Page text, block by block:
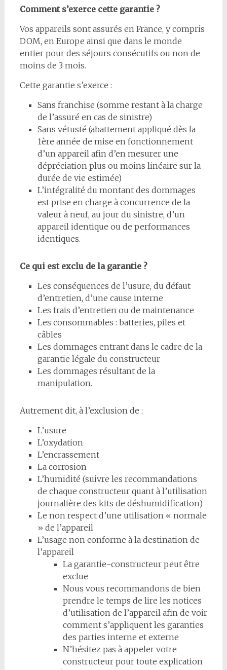
Comment s’exerce cette garantie ?
Vos appareils sont assurés en France, y compris
DOM, en Europe ainsi que dans le monde
entier pour des séjours consécutifs ou non de
moins de 3 mois.
Cette garantie s’exerce :
Sans franchise (somme restant à la charge
de l’assuré en cas de sinistre)
Sans vétusté (abattement appliqué dès la
1ère année de mise en fonctionnement
d’un appareil afin d’en mesurer une
dépréciation plus ou moins linéaire sur la
durée de vie estimée)
L’intégralité du montant des dommages
est prise en charge à concurrence de la
valeur à neuf, au jour du sinistre, d’un
appareil identique ou de performances
identiques.
Ce qui est exclu de la garantie ?
Les conséquences de l’usure, du défaut
d’entretien, d’une cause interne
Les frais d’entretien ou de maintenance
Les consommables : batteries, piles et
câbles
Les dommages entrant dans le cadre de la
garantie légale du constructeur
Les dommages résultant de la
manipulation.
Autrement dit, à l’exclusion de :
L’usure
L’oxydation
L’encrassement
La corrosion
L’humidité (suivre les recommandations
de chaque constructeur quant à l’utilisation
journalière des kits de déshumidification)
Le non respect d’une utilisation « normale
» de l’appareil
L’usage non conforme à la destination de
l’appareil
La garantie-constructeur peut être
exclue
Nous vous recommandons de bien
prendre le temps de lire les notices
d’utilisation de l’appareil afin de voir
comment s’appliquent les garanties
des parties interne et externe
N’hésitez pas à appeler votre
constructeur pour toute explication